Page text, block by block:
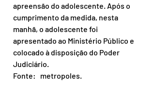
apreensão do adolescente. Após o
cumprimento da medida, nesta
manhã, o adolescente foi
apresentado ao Ministério Público e
colocado à disposição do Poder
Judiciário.
Fonte:   metropoles.